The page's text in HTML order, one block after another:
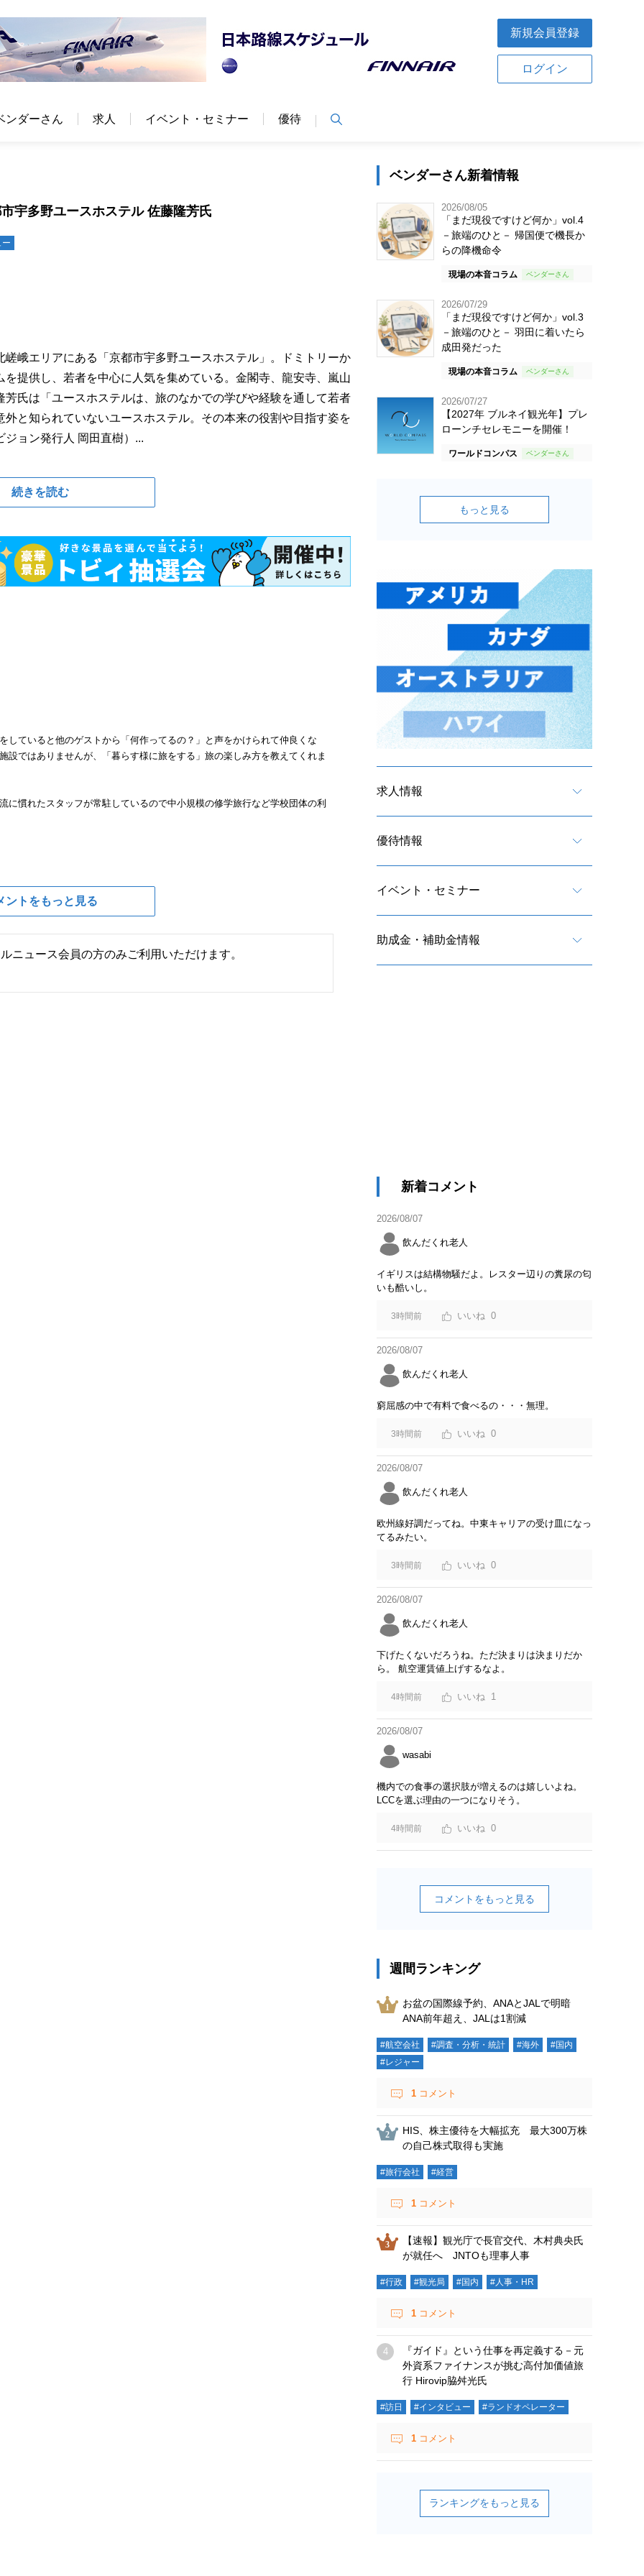
新規会員登録
ログイン
ンダーさん 求人 イベント・セミナー 優待
宇多野ユースホステル 佐藤隆芳氏
ー
峨エリアにある「京都市宇多野ユースホステル」。ドミトリーか
提供し、若者を中心に人気を集めている。金閣寺、龍安寺、嵐山
氏は「ユースホステルは、旅のなかでの学びや経験を通して若者
と知られていないユースホステル。その本来の役割や目指す姿を
ョン発行人 岡田直樹）...
続きを読む
していると他のゲストから「何作ってるの？」と声をかけられて仲良くな
設ではありませんが、「暮らす様に旅をする」旅の楽しみ方を教えてくれま
に慣れたスタッフが常駐しているので中小規模の修学旅行など学校団体の利
ントをもっと見る
ニュース会員の方のみご利用いただけます。
ベンダーさん新着情報
2026/08/05
「まだ現役ですけど何か」vol.4
－旅端のひと－ 帰国便で機長か
らの降機命令
現場の本音コラム
2026/07/29
「まだ現役ですけど何か」vol.3
－旅端のひと－ 羽田に着いたら
成田発だった
現場の本音コラム
2026/07/27
【2027年 ブルネイ観光年】プレ
ローンチセレモニーを開催！
ワールドコンパス
もっと見る
求人情報
優待情報
イベント・セミナー
助成金・補助金情報
新着コメント
2026/08/07
飲んだくれ老人
イギリスは結構物騒だよ。レスター辺りの糞尿の匂
いも酷いし。
3時間前 0
2026/08/07
飲んだくれ老人
窮屈感の中で有料で食べるの・・・無理。
3時間前 0
2026/08/07
飲んだくれ老人
欧州線好調だってね。中東キャリアの受け皿になっ
てるみたい。
3時間前 0
2026/08/07
飲んだくれ老人
下げたくないだろうね。ただ決まりは決まりだか
ら。 航空運賃値上げするなよ。
4時間前 1
2026/08/07
wasabi
機内での食事の選択肢が増えるのは嬉しいよね。
LCCを選ぶ理由の一つになりそう。
4時間前 0
コメントをもっと見る
週間ランキング
お盆の国際線予約、ANAとJALで明暗
ANA前年超え、JALは1割減
#航空会社 #調査・分析・統計 #海外
#国内
#レジャー
1 コメント
HIS、株主優待を大幅拡充 最大300万株
の自己株式取得も実施
#旅行会社 #経営
1 コメント
【速報】観光庁で長官交代、木村典央氏
が就任へ JNTOも理事人事
#行政 #観光局 #国内 #人事・HR
1 コメント
『ガイド』という仕事を再定義する－元
外資系ファイナンスが挑む高付加価値旅
行 Hirovip脇舛光氏
#訪日 #インタビュー #ランドオペレーター
1 コメント